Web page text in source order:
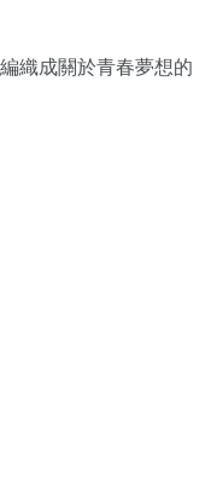
織成關於青春夢想的